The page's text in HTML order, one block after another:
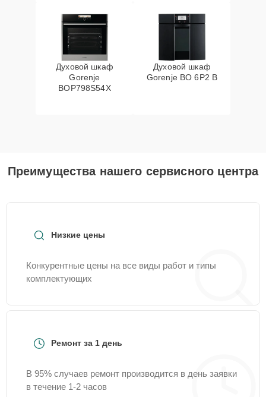
Духовой шкаф
Gorenje
BOP798S54X
Духовой шкаф
Gorenje BO 6P2 B
Преимущества нашего сервисного центра
Низкие цены
Конкурентные цены на все виды работ и типы
комплектующих
Ремонт за 1 день
В 95% случаев ремонт производится в день заявки
в течение 1-2 часов